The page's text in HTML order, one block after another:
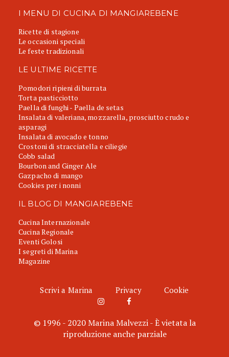
I MENU DI CUCINA DI MANGIAREBENE
Ricette di stagione
Le occasioni speciali
Le feste tradizionali
LE ULTIME RICETTE
Pomodori ripieni di burrata
Torta pasticciotto
Paella di funghi - Paella de setas
Insalata di valeriana, mozzarella, prosciutto crudo e
asparagi
Insalata di avocado e tonno
Crostoni di stracciatella e ciliegie
Cobb salad
Bourbon and Ginger Ale
Gazpacho di mango
Cookies per i nonni
IL BLOG DI MANGIAREBENE
Cucina Internazionale
Cucina Regionale
Eventi Golosi
I segreti di Marina
Magazine
Scrivi a Marina Privacy Cookie
© 1996 - 2020 Marina Malvezzi - È vietata la
riproduzione anche parziale